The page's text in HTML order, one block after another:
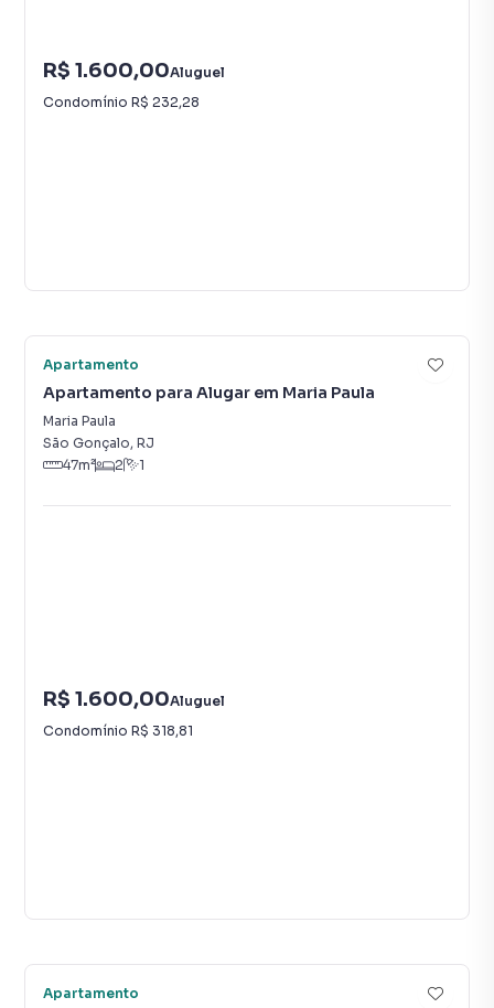
R$ 1.600,00Aluguel
Condomínio R$ 232,28
Apartamento
Apartamento para Alugar em Maria Paula
Maria Paula
São Gonçalo, RJ
47m² 2 1
R$ 1.600,00Aluguel
Condomínio R$ 318,81
Apartamento